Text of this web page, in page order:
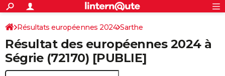
ACTUALITÉS
Politique
Société
Faits Divers
Education
Monde
Villes
+
SPORT
Coupe du monde 2026
Football
Tennis
Cyclisme
Rugby
Forum
CULTURE
Programme TV
TNT
Streaming
Cinéma
Sorties cinéma
Musique
+
FINANCE
S'inscrire
Connexion
Résultats européennes 2024 Sarthe
Résultat des européennes 2024 à
Ségrie (72170) [PUBLIE]